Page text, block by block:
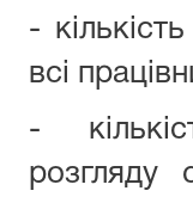
-
всі
-
розгляду